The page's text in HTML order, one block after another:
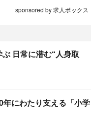
sponsored by 求人ボックス
日常に潜む“人身取
年にわたり支える「小学